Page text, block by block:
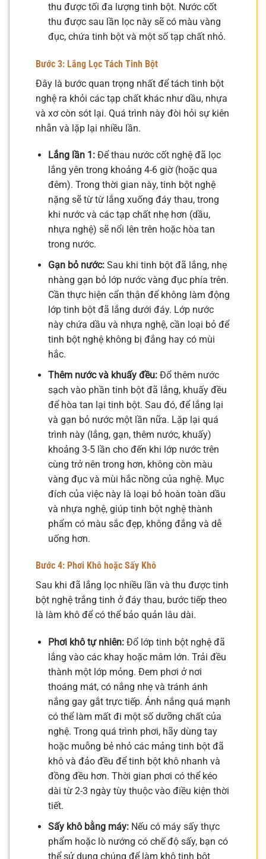
thu được tối đa lượng tinh bột. Nước cốt
thu được sau lần lọc này sẽ có màu vàng
đục, chứa tinh bột và một số tạp chất nhỏ.
Bước 3: Lắng Lọc Tách Tinh Bột
Đây là bước quan trọng nhất để tách tinh bột
nghệ ra khỏi các tạp chất khác như dầu, nhựa
và xơ còn sót lại. Quá trình này đòi hỏi sự kiên
nhẫn và lặp lại nhiều lần.
Lắng lần 1:Để thau nước cốt nghệ đã lọc
lắng yên trong khoảng 4-6 giờ (hoặc qua
đêm). Trong thời gian này, tinh bột nghệ
nặng sẽ từ từ lắng xuống đáy thau, trong
khi nước và các tạp chất nhẹ hơn (dầu,
nhựa nghệ) sẽ nổi lên trên hoặc hòa tan
trong nước.
Gạn bỏ nước:Sau khi tinh bột đã lắng, nhẹ
nhàng gạn bỏ lớp nước vàng đục phía trên.
Cần thực hiện cẩn thận để không làm động
lớp tinh bột đã lắng dưới đáy. Lớp nước
này chứa dầu và nhựa nghệ, cần loại bỏ để
tinh bột nghệ không bị đắng hay có mùi
hắc.
Thêm nước và khuấy đều:Đổ thêm nước
sạch vào phần tinh bột đã lắng, khuấy đều
để hòa tan lại tinh bột. Sau đó, để lắng lại
và gạn bỏ nước một lần nữa. Lặp lại quá
trình này (lắng, gạn, thêm nước, khuấy)
khoảng 3-5 lần cho đến khi lớp nước trên
cùng trở nên trong hơn, không còn màu
vàng đục và mùi hắc nồng của nghệ. Mục
đích của việc này là loại bỏ hoàn toàn dầu
và nhựa nghệ, giúp tinh bột nghệ thành
phẩm có màu sắc đẹp, không đắng và dễ
uống hơn.
Bước 4: Phơi Khô hoặc Sấy Khô
Sau khi đã lắng lọc nhiều lần và thu được tinh
bột nghệ trắng tinh ở đáy thau, bước tiếp theo
là làm khô để có thể bảo quản lâu dài.
Phơi khô tự nhiên:Đổ lớp tinh bột nghệ đã
lắng vào các khay hoặc mâm lớn. Trải đều
thành một lớp mỏng. Đem phơi ở nơi
thoáng mát, có nắng nhẹ và tránh ánh
nắng gay gắt trực tiếp. Ánh nắng quá mạnh
có thể làm mất đi một số dưỡng chất của
nghệ. Trong quá trình phơi, hãy dùng tay
hoặc muỗng bẻ nhỏ các mảng tinh bột đã
khô và đảo đều để tinh bột khô nhanh và
đồng đều hơn. Thời gian phơi có thể kéo
dài từ 2-3 ngày tùy thuộc vào điều kiện thời
tiết.
Sấy khô bằng máy:Nếu có máy sấy thực
phẩm hoặc lò nướng có chế độ sấy, bạn có
thể sử dụng chúng để làm khô tinh bột